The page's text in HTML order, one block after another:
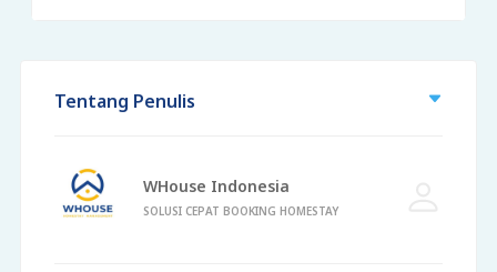
Tentang Penulis
WHouse Indonesia
SOLUSI CEPAT BOOKING HOMESTAY